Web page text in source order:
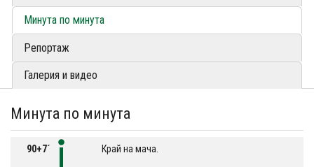
Минута по минута
Репортаж
Галерия и видео
Минута по минута
90+7´ Край на мача.